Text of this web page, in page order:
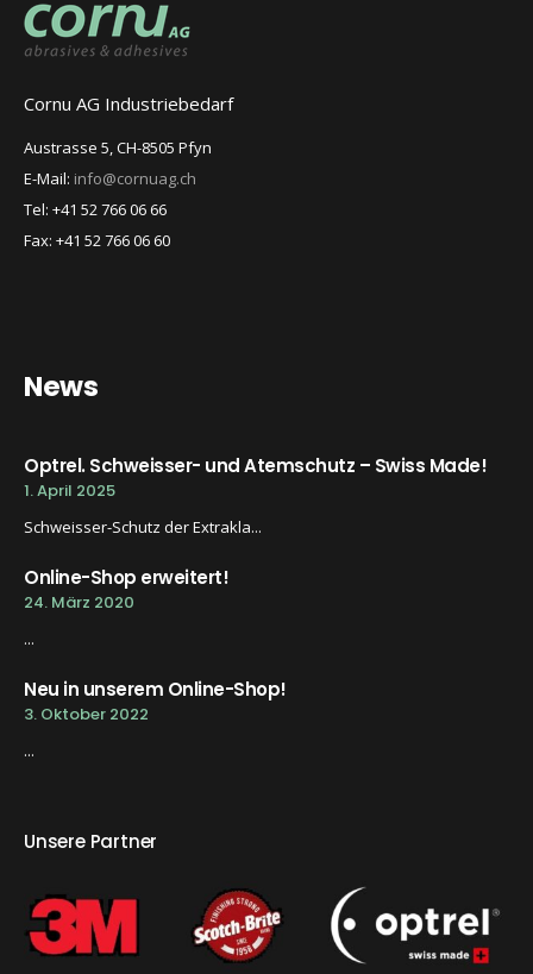
Cornu AG Industriebedarf
Austrasse 5, CH-8505 Pfyn
E-Mail: info@cornuag.ch
Tel: +41 52 766 06 66
Fax: +41 52 766 06 60
News
Optrel. Schweisser- und Atemschutz – Swiss Made!
1. April 2025
Schweisser-Schutz der Extrakla...
Online-Shop erweitert!
24. März 2020
...
Neu in unserem Online-Shop!
3. Oktober 2022
...
Unsere Partner